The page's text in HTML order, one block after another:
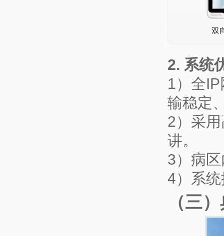
2. 系统
1）全
输稳定
2）采
讲。
3）病
4）系
（三